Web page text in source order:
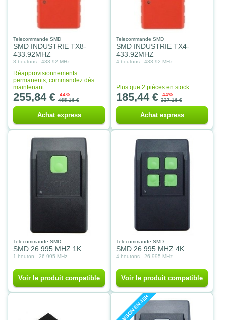
Telecommande SMD
SMD INDUSTRIE TX8-
433.92MHZ
8 boutons - 433.92 MHz
Réapprovisionnements
permanents, commandez dès
maintenant.
255,84 € -44%
465,16 €
Achat express
Telecommande SMD
SMD INDUSTRIE TX4-
433.92MHZ
4 boutons - 433.92 MHz
Plus que 2 pièces en stock
185,44 € -44%
337,16 €
Achat express
Telecommande SMD
SMD 26.995 MHZ 1K
1 bouton - 26.995 MHz
Voir le produit compatible
Telecommande SMD
SMD 26.995 MHZ 4K
4 boutons - 26.995 MHz
Voir le produit compatible
LIVRAISON EN 48H